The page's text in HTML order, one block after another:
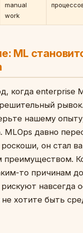
manual
work
ML
когда enterprise
нашему
MLOps давно
он стал
преимуществом.
то причинам
навсегда
хотите быть